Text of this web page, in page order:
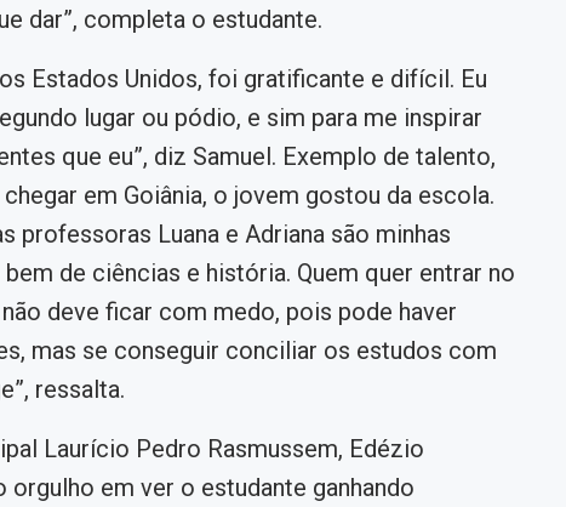
dar”, completa o estudante.
Estados Unidos, foi gratificante e difícil. Eu
lugar ou pódio, e sim para me inspirar
que eu”, diz Samuel. Exemplo de talento,
em Goiânia, o jovem gostou da escola.
professoras Luana e Adriana são minhas
de ciências e história. Quem quer entrar no
deve ficar com medo, pois pode haver
mas se conseguir conciliar os estudos com
ressalta.
Laurício Pedro Rasmussem, Edézio
orgulho em ver o estudante ganhando